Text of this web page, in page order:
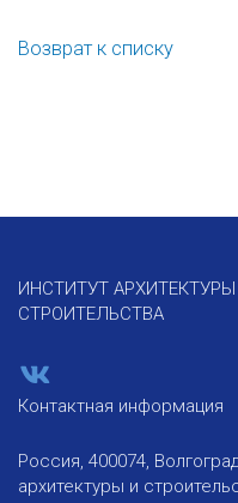
Возврат к списку
ИНСТИТУТ
СТРОИТЕЛЬСТВА
Контактная информация
Россия, 400074,
архитектуры и